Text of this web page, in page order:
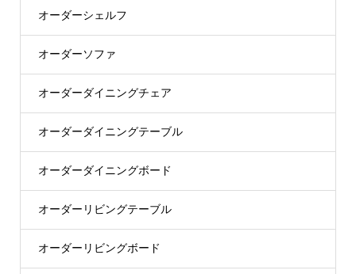
オーダーシェルフ
オーダーソファ
オーダーダイニングチェア
オーダーダイニングテーブル
オーダーダイニングボード
オーダーリビングテーブル
オーダーリビングボード